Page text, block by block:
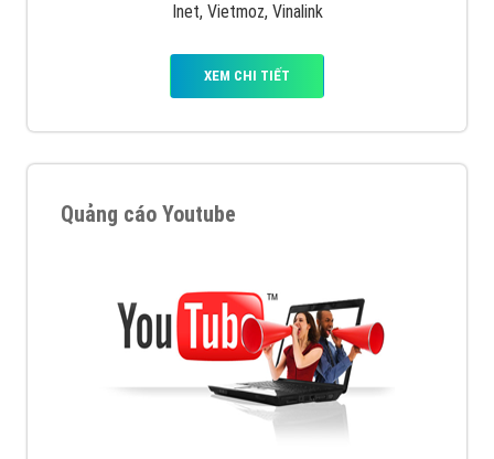
Inet, Vietmoz, Vinalink
XEM CHI TIẾT
Quảng cáo Youtube